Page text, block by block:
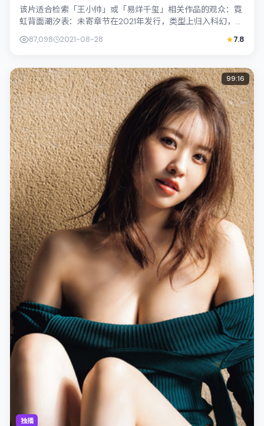
该片适合检索「王小帅」或「易烊千玺」相关作品的观众：霓
虹背面潮汐表：未寄章节在2021年发行，类型上归入科幻，叙
87,098 2021-08-28 7.8
独播
99:16